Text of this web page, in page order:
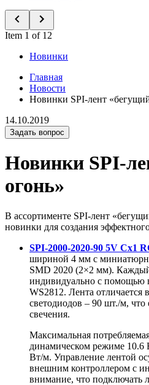
Item 1 of 12
Новинки
Главная
Новости
Новинки SPI-лент
14.10.2019
Задать вопрос
Новинки SPI-
огонь»
В ассортименте SPI-лент
новинки для создания
SPI-2000-2020-90 5V Cx1
шириной 4 мм с
SMD 2020 (2×2 мм). Каждый
индивидуально с помощью
WS2812. Лента отличается
светодиодов – 90 шт./м, что
свечения.
Максимальная
динамическом режиме 10.6
Вт/м. Управление лентой
внешним контроллером с
внимание, что подключать